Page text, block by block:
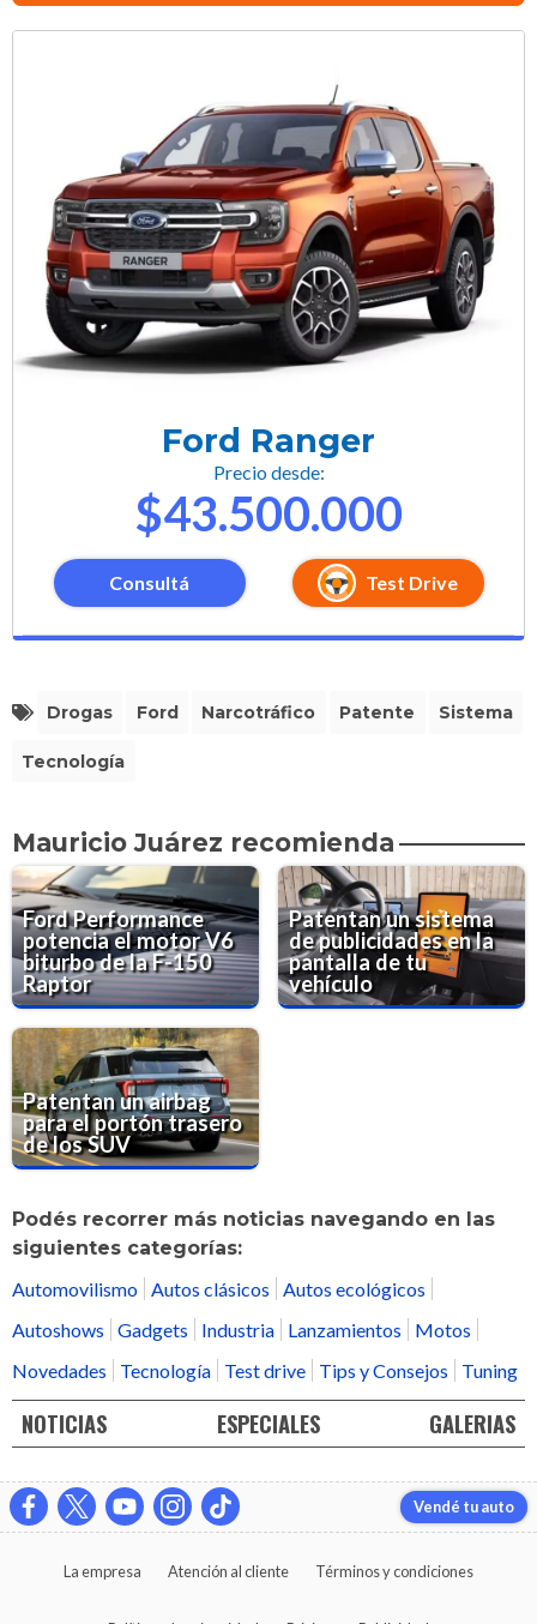
Ford Ranger
Precio desde:
$43.500.000
Consultá Test Drive
Drogas Ford Narcotráfico Patente Sistema
Tecnología
Mauricio Juárez recomienda
Ford Performance
potencia el motor V6
biturbo de la F-150
Raptor
Patentan un sistema
de publicidades en la
pantalla de tu
vehículo
Patentan un airbag
para el portón trasero
de los SUV
Podés recorrer más noticias navegando en las
siguientes categorías:
Automovilismo
Autos clásicos
Autos ecológicos
Autoshows
Gadgets Industria Lanzamientos
Motos
Novedades
Tecnología Test drive Tips y Consejos Tuning
NOTICIAS ESPECIALES GALERIAS
Vendé tu auto
La empresa Atención al cliente Términos y condiciones